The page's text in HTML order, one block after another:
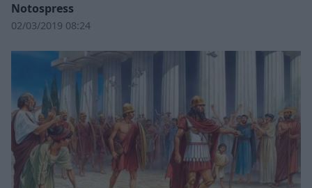
Notospress
02/03/2019 08:24